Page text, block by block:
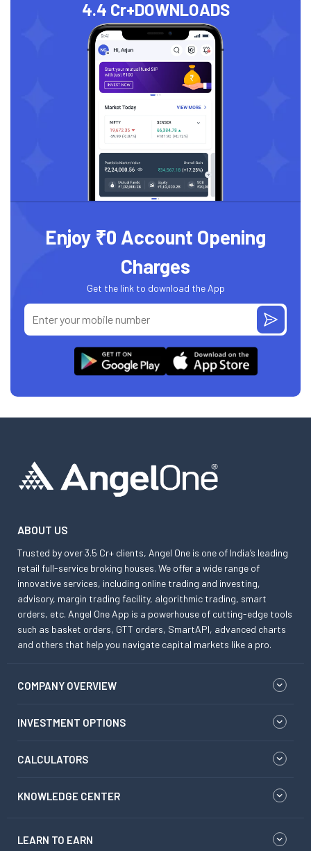
4.4 Cr+DOWNLOADS
Enjoy ₹0 Account Opening
Charges
Get the link to download the App
ABOUT US
Trusted by over 3.5 Cr+ clients, Angel One is one of India’s leading
retail full-service broking houses. We offer a wide range of
innovative services, including online trading and investing,
advisory, margin trading facility, algorithmic trading, smart
orders, etc. Angel One App is a powerhouse of cutting-edge tools
such as basket orders, GTT orders, SmartAPI, advanced charts
and others that help you navigate capital markets like a pro.
COMPANY OVERVIEW
INVESTMENT OPTIONS
CALCULATORS
KNOWLEDGE CENTER
LEARN TO EARN